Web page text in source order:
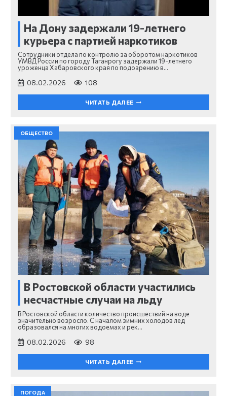
На Дону задержали 19-летнего
курьера с партией наркотиков
Сотрудники отдела по контролю за оборотом наркотиков
УМВД России по городу Таганрогу задержали 19-летнего
уроженца Хабаровского края по подозрению в…
08.02.2026 108
ЧИТАТЬ ДАЛЕЕ
ОБЩЕСТВО
В Ростовской области участились
несчастные случаи на льду
В Ростовской области количество происшествий на воде
значительно возросло. С началом зимних холодов лед
образовался на многих водоемах и рек…
08.02.2026 98
ЧИТАТЬ ДАЛЕЕ
ПОГОДА